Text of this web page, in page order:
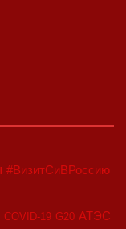
#ВизитСиВРоссию
COVID-19 G20 АТЭС